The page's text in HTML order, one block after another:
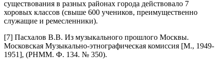
существования в разных районах города действовало 7
хоровых классов (свыше 600 учеников, преимущественно
служащие и ремесленники).
[7] Пасхалов В.В. Из музыкального прошлого Москвы.
Московская Музыкально-этнографическая комиссия [М., 1949-
1951], (РНММ. Ф. 134. № 350).